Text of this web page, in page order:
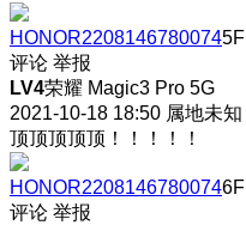
HONOR22081467800745F
评论 举报
LV4荣耀 Magic3 Pro 5G
2021-10-18 18:50 属地未知
顶顶顶顶顶！！！！！
HONOR22081467800746F
评论 举报